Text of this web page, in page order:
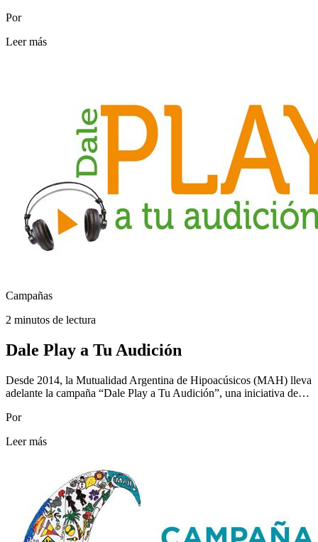
Por
Leer más
Campañas
2 minutos de lectura
Dale Play a Tu Audición
Desde 2014, la Mutualidad Argentina de Hipoacúsicos (MAH) lleva
adelante la campaña “Dale Play a Tu Audición”, una iniciativa de…
Por
Leer más